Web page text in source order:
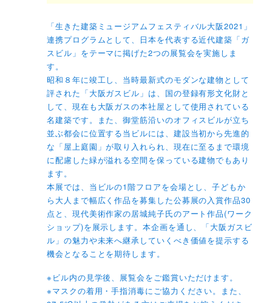
「生きた建築ミュージアムフェスティバル大阪2021」
連携プログラムとして、日本を代表する近代建築「ガ
スビル」をテーマに掲げた2つの展覧会を実施しま
す。
昭和８年に竣工し、当時最新式のモダンな建物として
評された「大阪ガスビル」は、国の登録有形文化財と
して、現在も大阪ガスの本社屋として使用されている
名建築です。また、御堂筋沿いのオフィスビルが立ち
並ぶ都会に位置する当ビルには、建設当初から先進的
な「屋上庭園」が取り入れられ、現在に至るまで環境
に配慮した緑が溢れる空間を保っている建物でもあり
ます。
本展では、当ビルの1階フロアを会場とし、子どもか
ら大人まで幅広く作品を募集した公募展の入賞作品30
点と、現代美術作家の居城純子氏のアート作品(ワーク
ショップ)を展示します。本企画を通し、「大阪ガスビ
ル」の魅力や未来へ継承していくべき価値を提示する
機会となることを期待します。
※ビル内の見学後、展覧会をご鑑賞いただけます。
※マスクの着用・手指消毒にご協力ください。また、